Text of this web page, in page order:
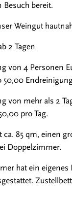
Besuch bereit.
Weingut
2 Tagen
von 4 Personen
50,00
von mehr als 2
pro Tag.
ca. 85 qm, einen
Doppelzimmer.
hat ein eigenes